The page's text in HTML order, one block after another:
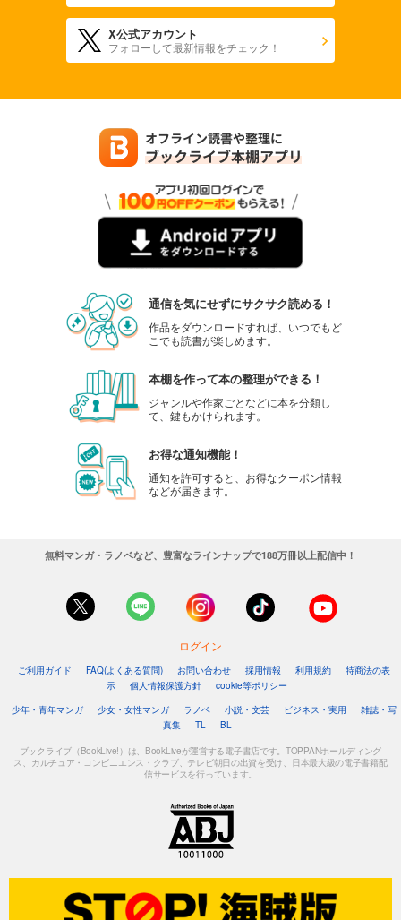
X公式アカウント
フォローして最新情報をチェック！
通信を気にせずにサクサク読める！
作品をダウンロードすれば、いつでもど
こでも読書が楽しめます。
本棚を作って本の整理ができる！
ジャンルや作家ごとなどに本を分類し
て、鍵もかけられます。
お得な通知機能！
通知を許可すると、お得なクーポン情報
などが届きます。
無料マンガ・ラノベなど、豊富なラインナップで188万冊以上配信中！
ログイン
ご利用ガイド FAQ(よくある質問) お問い合わせ 採用情報 利用規約
特商法の表
示
個人情報保護方針
cookie等ポリシー
少年・青年マンガ
少女・女性マンガ ラノベ 小説・文芸 ビジネス・実用
雑誌・写
真集
TL BL
ブックライブ（BookLive!）は、BookLiveが運営する電子書店です。TOPPANホールディング
ス、カルチュア・コンビニエンス・クラブ、テレビ朝日の出資を受け、日本最大級の電子書籍配
信サービスを行っています。